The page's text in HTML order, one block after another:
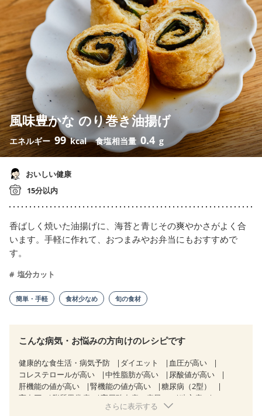
風味豊かな のり巻き油揚げ
エネルギー 99 kcal 食塩相当量 0.4 g
おいしい健康
15分以内
香ばしく焼いた油揚げに、海苔と青じその爽やかさがよく合
います。手軽に作れて、おつまみやお弁当にもおすすめで
す。
塩分カット
簡単・手軽 食材少なめ 旬の食材
こんな病気・お悩みの方向けのレシピです
健康的な食生活・病気予防 ダイエット
血圧が高い
コレステロールが高い
中性脂肪が高い
尿酸値が高い
肝機能の値が高い
腎機能の値が高い
糖尿病（2型）
高血圧
脂質異常症 高尿酸血症（痛風）
狭心症
心不全
胆石症
さらに表示する